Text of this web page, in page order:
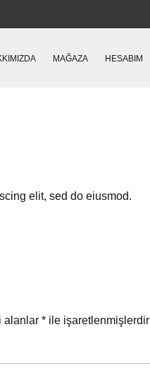
MAĞAZA HESABIM
elit, sed do eiusmod.
alanlar * ile işaretlenmişlerdir